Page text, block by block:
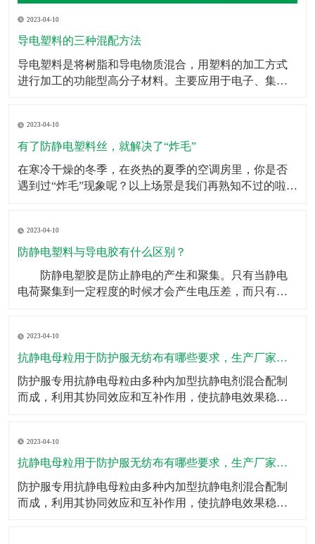
2023-04-10
导电塑料的三种混配方法
​导电塑料是将树脂和导电物质混合，用塑料的加工方式
进行加工的功能型高分子材料。主要应用于电子、集成
速的发展，而且在发光二极管、太阳能电池、移动电
话、微型电视屏幕乃至生命科学研究等领域也有广泛的
应用前景。此
2023-04-10
有了防静电塑料丝，就解决了“炸毛”
​在寒冷干燥的冬季，在炎热的夏季的空调房里，你是否
遇到过“炸毛”现象呢？以上场景是我们再熟知不过的啦，
重任。如果头梳不具备防静电效果，金毛狮王就是你的
代名词了，但是有了防静电塑料丝，这些烦恼统统迎刃
2023-04-10
防静电塑料与导电胶有什么区别？
​ 防静电塑胶是防止静电的产生和聚集。只有当静电
电荷聚集到一定程度的时候才会产生电压差，而只有在
产生静电的物体连接到地面，将产生的电荷直接传输出
去，不会产生电荷的聚集。 而导电只是一种物体属
性的概述，
2023-04-10
抗静电母粒用于防护服无纺布有哪些要求，生产厂家有哪些？
​防护服专用抗静电母粒由多种内加型抗静电剂混合配制
而成，利用其协同效应和互补作用，使抗静电效果稳
好；三、不影响制品的加工成型和颜色、不降低制品的
力学性能；四、耐化学性好、无毒；五、调节添加量即
可调节抗静电
2023-04-10
抗静电母粒用于防护服无纺布有哪些要求，生产厂家有哪些？
​防护服专用抗静电母粒由多种内加型抗静电剂混合配制
而成，利用其协同效应和互补作用，使抗静电效果稳